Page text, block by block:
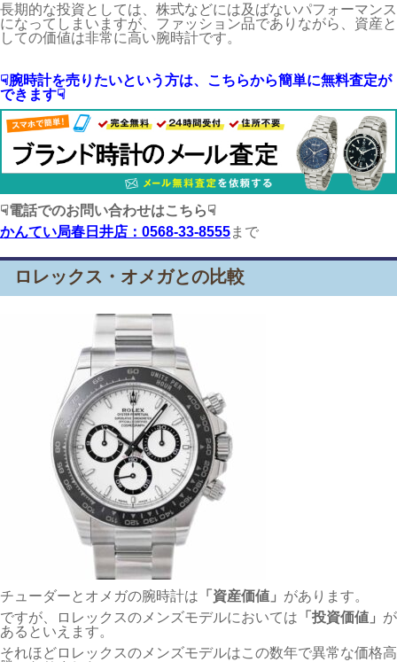
長期的な投資としては、株式などには及ばないパフォーマンス
になってしまいますが、ファッション品でありながら、資産と
しての価値は非常に高い腕時計です。
☟腕時計を売りたいという方は、こちらから簡単に無料査定が
できます☟
☟電話でのお問い合わせはこちら☟
かんてい局春日井店：0568-33-8555まで
ロレックス・オメガとの比較
チューダーとオメガの腕時計は 「資産価値」 があります。
ですが、ロレックスのメンズモデルにおいては 「投資価値」 が
あるといえます。
それほどロレックスのメンズモデルはこの数年で異常な価格高